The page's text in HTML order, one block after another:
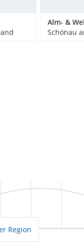
Region